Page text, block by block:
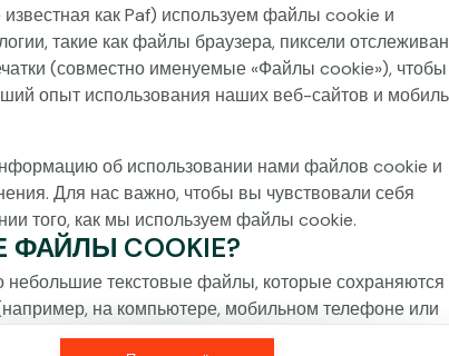
как Paf) используем файлы cookie и
такие как файлы браузера, пиксели
(совместно именуемые «Файлы cookie»), чтобы
опыт использования наших веб-сайтов и
об использовании нами файлов cookie и
Для нас важно, чтобы вы чувствовали себя
того, как мы используем файлы cookie.
ФАЙЛЫ COOKIE?
текстовые файлы, которые сохраняются
на компьютере, мобильном телефоне или
наших веб-сайтов. Размещение файлов cookie